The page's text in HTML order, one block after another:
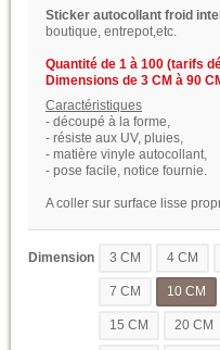
Sticker autocollant froid
boutique, entrepot,etc.
Quantité de 1 à 100 (tarifs
Dimensions de 3 CM à 90
Caractéristiques
- découpé à la forme,
- résiste aux UV, pluies,
- matière vinyle autocollant,
- pose facile, notice fournie.
A coller sur surface lisse
Dimension 3 CM 4 CM
7 CM 10 CM
15 CM 20 CM